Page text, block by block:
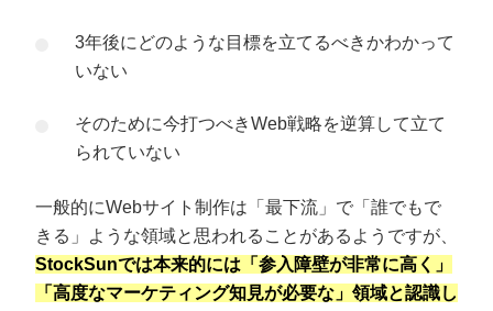
3年後にどのような目標を立てるべきかわかって
いない
そのために今打つべきWeb戦略を逆算して立て
られていない
一般的にWebサイト制作は「最下流」で「誰でもで
きる」ような領域と思われることがあるようですが、
StockSunでは本来的には「参入障壁が非常に高く」
「高度なマーケティング知見が必要な」領域と認識し